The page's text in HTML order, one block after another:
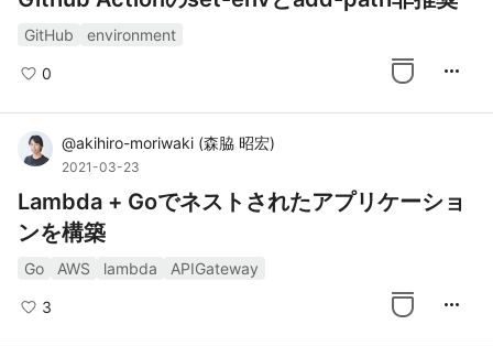
GitHub environment
0 more_horiz
@akihiro-moriwaki (森脇 昭宏)
2021-03-23
Lambda + Goでネストされたアプリケーショ
ンを構築
Go AWS lambda APIGateway
3 more_horiz